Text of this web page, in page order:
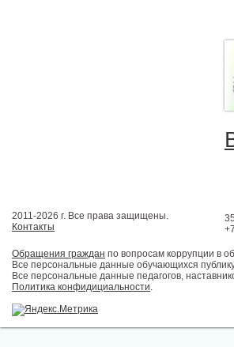
2011-2026 г. Все права защищены.
Контакты
Обращения граждан по вопросам коррупции в
Все персональные данные обучающихся
Все персональные данные педагогов,
Политика конфидициальности.